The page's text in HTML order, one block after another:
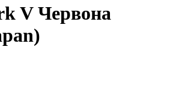
V Червона